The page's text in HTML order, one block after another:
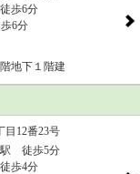
歩6分
6分
地下１階建
目12番23号
徒歩5分
歩4分